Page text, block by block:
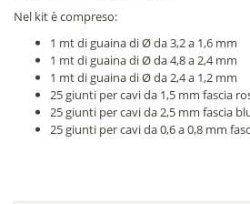
Nel kit è compreso:
1 mt di guaina di Ø da 3,2 a 1,6 mm
1 mt di guaina di Ø da 4,8 a 2,4 mm
1 mt di guaina di Ø da 2,4 a 1,2 mm
25 giunti per cavi da 1,5 mm fascia
25 giunti per cavi da 2,5 mm fascia
25 giunti per cavi da 0,6 a 0,8 mm